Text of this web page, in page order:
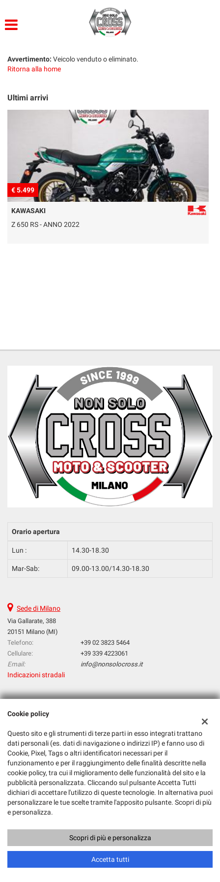
ACQUISTIAMO USATO
ASSISTENZA
Avvertimento: Veicolo venduto o eliminato.
Ritorna alla home
Ultimi arrivi
€ 8.999
R 1200 GS - ANNO 2013
Orario apertura
Lun : 14.30-18.30
Mar-Sab: 09.00-13.00/14.30-18.30
Sede di Milano
Via Gallarate, 388
20151 Milano (MI)
Telefono:
+39 02 3823 5464
Cellulare:
+39 339 4223061
Email:
info@nonsolocross.it
Indicazioni stradali
Dati fiscali:
Via Gallarate, 388, Milano (MI)
C.F/P.IVA:01121390866
Registro delle imprese:MI
Copyright © 2026 GestionaleAuto.com S.r.l., Tutti i diritti riservati -
Leggi l'informativa sulla privacy-Cookie Policy
GestionaleAuto.com
Cookie policy
Questo sito e gli strumenti di terze parti in esso integrati trattano
dati personali (es. dati di navigazione o indirizzi IP) e fanno uso di
Cookie, Pixel, Tags o altri identificatori necessari per il
funzionamento e per il raggiungimento delle finalità descritte nella
cookie policy, tra cui il miglioramento delle funzionalità del sito e la
pubblicità personalizzata. Cliccando sul pulsante Accetta Tutti
dichiari di accettare l'utilizzo di queste tecnologie. In alternativa puoi
personalizzare le tue scelte tramite l'apposito pulsante. Scopri di più
e personalizza.
Scopri di più e personalizza
Accetta tutti